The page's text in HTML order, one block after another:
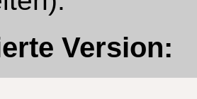
Version: